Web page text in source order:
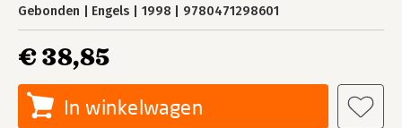
Gebonden Engels 1998 9780471298601
€ 38,85
In winkelwagen